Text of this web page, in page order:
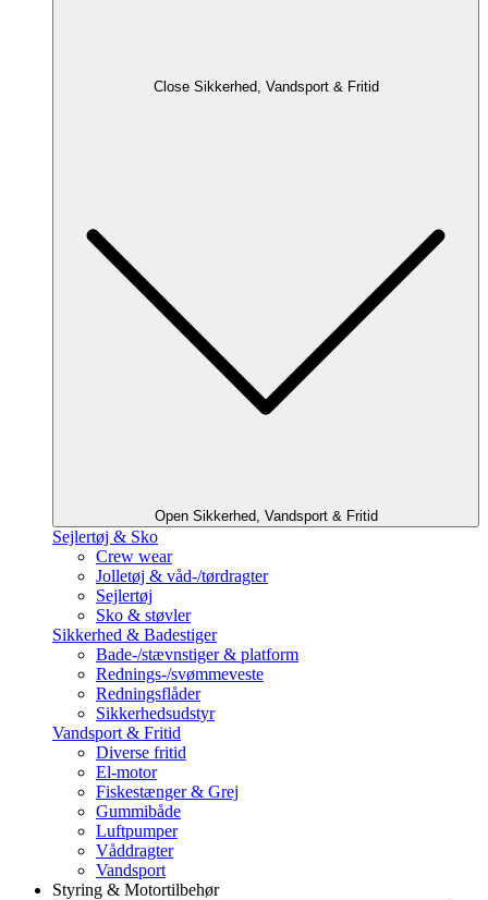
Close Sikkerhed, Vandsport & Fritid
Open Sikkerhed, Vandsport & Fritid
Sejlertøj & Sko
Crew wear
Jolletøj & våd-/tørdragter
Sejlertøj
Sko & støvler
Sikkerhed & Badestiger
Bade-/stævnstiger & platform
Rednings-/svømmeveste
Redningsflåder
Sikkerhedsudstyr
Vandsport & Fritid
Diverse fritid
El-motor
Fiskestænger & Grej
Gummibåde
Luftpumper
Våddragter
Vandsport
Styring & Motortilbehør